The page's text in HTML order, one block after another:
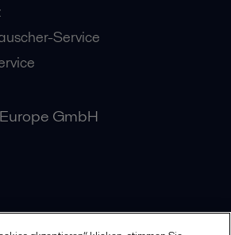
Service
GmbH